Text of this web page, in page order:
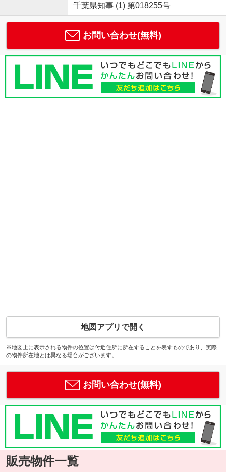
千葉県知事 (1) 第018255号
お問い合わせ(無料)
地図アプリで開く
※地図上に表示される物件の位置は付近住所に所在することを表すものであり、実際
の物件所在地とは異なる場合がございます。
お問い合わせ(無料)
販売物件一覧